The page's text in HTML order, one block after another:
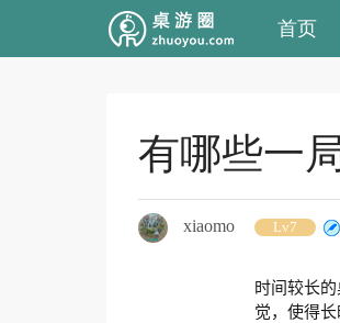
首页
有哪些一
xiaomo Lv7
时间较长
觉，使得